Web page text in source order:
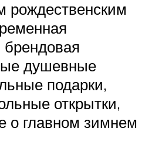
рождественским
брендовая
душевные
подарки,
открытки,
о главном зимнем